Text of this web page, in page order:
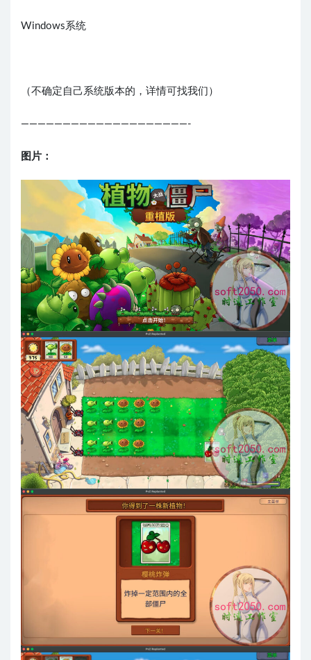
Windows系统
（不确定自己系统版本的，详情可找我们）
————————————————————-
图片：